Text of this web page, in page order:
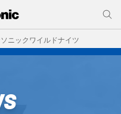
ニックワイルドナイツ